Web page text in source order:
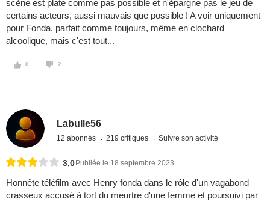
scène est plate comme pas possible et n'épargne pas le jeu de
certains acteurs, aussi mauvais que possible ! A voir uniquement
pour Fonda, parfait comme toujours, même en clochard
alcoolique, mais c'est tout...
0 2
Labulle56
12 abonnés 219 critiques Suivre son activité
3,0 Publiée le 18 septembre 2023
Honnête téléfilm avec Henry fonda dans le rôle d'un vagabond
crasseux accusé à tort du meurtre d'une femme et poursuivi par